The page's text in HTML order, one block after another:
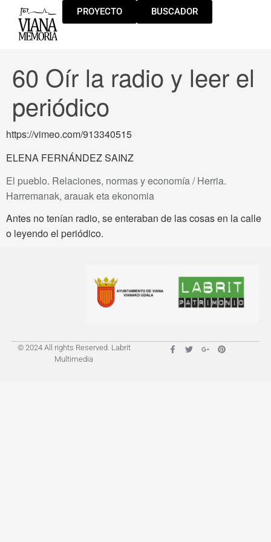
PROYECTO BUSCADOR
60 Oír la radio y leer el
periódico
https://vimeo.com/913340515
ELENA FERNÁNDEZ SAINZ
El pueblo. Relaciones, normas y economía / Herria.
Harremanak, arauak eta ekonomia
Antes no tenían radio, se enteraban de las cosas en la calle
o leyendo el periódico.
© 2024 All rights Reserved. Labrit
Multimedia